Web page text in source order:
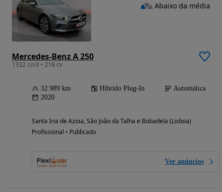
Mercedes-Benz A 250
1332 cm3 • 218 cv
32 989 km Híbrido Plug-In
Automática
2020
Santa Iria de Azoia, São João da Talha e Bobadela (Lisboa)
Profissional • Publicado
Ver anúncios
Abaixo da média